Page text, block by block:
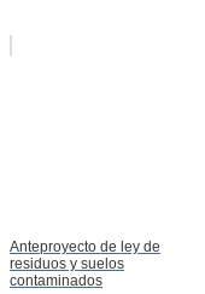
Anteproyecto de ley de
residuos y suelos
contaminados